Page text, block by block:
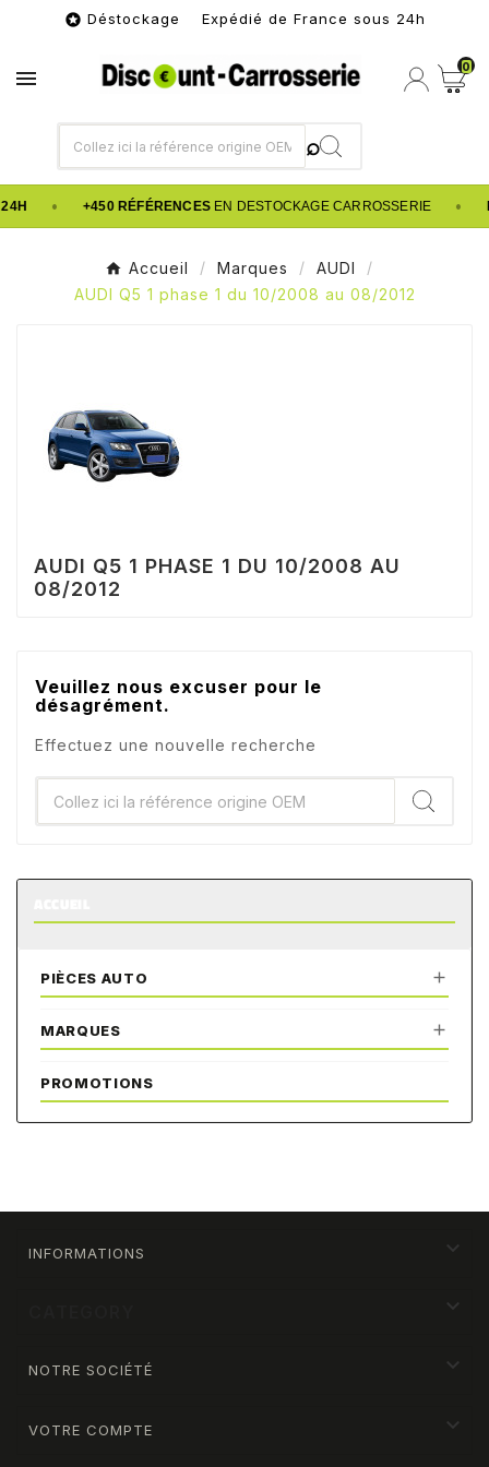
 Déstockage Expédié de France sous 24h
 0
• +450 RÉFÉRENCESEN DESTOCKAGE CARROSSERIE •
Accueil Marques
AUDI
AUDI Q5 1 phase 1 du 10/2008 au 08/2012
AUDI Q5 1 PHASE 1 DU 10/2008 AU
08/2012
Veuillez nous excuser pour le
désagrément.
Effectuez une nouvelle recherche
PIÈCES AUTO 
MARQUES 
PROMOTIONS
INFORMATIONS 

NOTRE SOCIÉTÉ 
VOTRE COMPTE 